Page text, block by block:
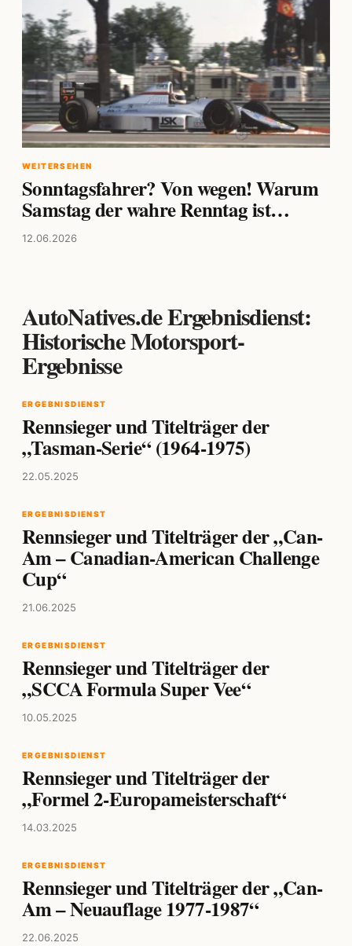
WEITERSEHEN
Sonntagsfahrer? Von wegen! Warum
Samstag der wahre Renntag ist…
12.06.2026
AutoNatives.de Ergebnisdienst:
Historische Motorsport-
Ergebnisse
ERGEBNISDIENST
Rennsieger und Titelträger der
„Tasman-Serie“ (1964-1975)
22.05.2025
ERGEBNISDIENST
Rennsieger und Titelträger der „Can-
Am – Canadian-American Challenge
Cup“
21.06.2025
ERGEBNISDIENST
Rennsieger und Titelträger der
„SCCA Formula Super Vee“
10.05.2025
ERGEBNISDIENST
Rennsieger und Titelträger der
„Formel 2-Europameisterschaft“
14.03.2025
ERGEBNISDIENST
Rennsieger und Titelträger der „Can-
Am – Neuauflage 1977-1987“
22.06.2025